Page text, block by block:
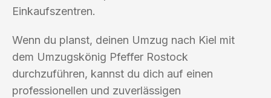
Einkaufszentren.
Wenn du planst, deinen Umzug nach Kiel mit
dem Umzugskönig Pfeffer Rostock
durchzuführen, kannst du dich auf einen
professionellen und zuverlässigen